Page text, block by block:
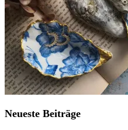
Neueste Beiträge